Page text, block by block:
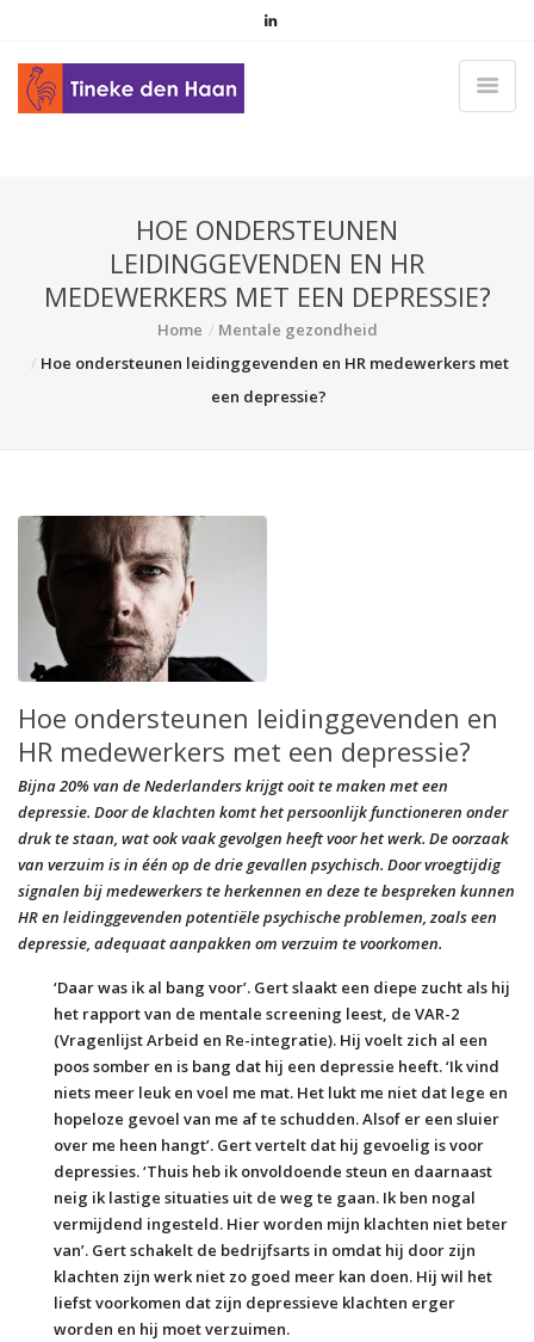
HOE ONDERSTEUNEN
LEIDINGGEVENDEN EN HR
MEDEWERKERS MET EEN DEPRESSIE?
Home
Mentale gezondheid
Hoe ondersteunen leidinggevenden en HR medewerkers met
een depressie?
Hoe ondersteunen leidinggevenden en
HR medewerkers met een depressie?
Bijna 20% van de Nederlanders krijgt ooit te maken met een
depressie. Door de klachten komt het persoonlijk functioneren onder
druk te staan, wat ook vaak gevolgen heeft voor het werk. De oorzaak
van verzuim is in één op de drie gevallen psychisch. Door vroegtijdig
signalen bij medewerkers te herkennen en deze te bespreken kunnen
HR en leidinggevenden potentiële psychische problemen, zoals een
depressie, adequaat aanpakken om verzuim te voorkomen.
‘Daar was ik al bang voor’. Gert slaakt een diepe zucht als hij
het rapport van de mentale screening leest, de VAR-2
(Vragenlijst Arbeid en Re-integratie). Hij voelt zich al een
poos somber en is bang dat hij een depressie heeft. ‘Ik vind
niets meer leuk en voel me mat. Het lukt me niet dat lege en
hopeloze gevoel van me af te schudden. Alsof er een sluier
over me heen hangt’. Gert vertelt dat hij gevoelig is voor
depressies. ‘Thuis heb ik onvoldoende steun en daarnaast
neig ik lastige situaties uit de weg te gaan. Ik ben nogal
vermijdend ingesteld. Hier worden mijn klachten niet beter
van’. Gert schakelt de bedrijfsarts in omdat hij door zijn
klachten zijn werk niet zo goed meer kan doen. Hij wil het
liefst voorkomen dat zijn depressieve klachten erger
worden en hij moet verzuimen.